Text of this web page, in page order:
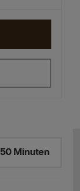
50 Minuten